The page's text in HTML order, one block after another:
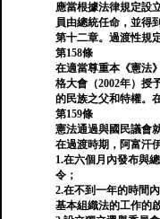
應當根據法律規定設
員由總統任命，並得
第十二章。過渡性規
第158條
在適當尊重本《憲法
格大會（2002年）授
的民族之父和特權。
第159條
憲法通過與國民議會
在過渡時期，阿富汗
1.在六個月內發布與
令；
2.在不到一年的時間
基本組織法的工作的